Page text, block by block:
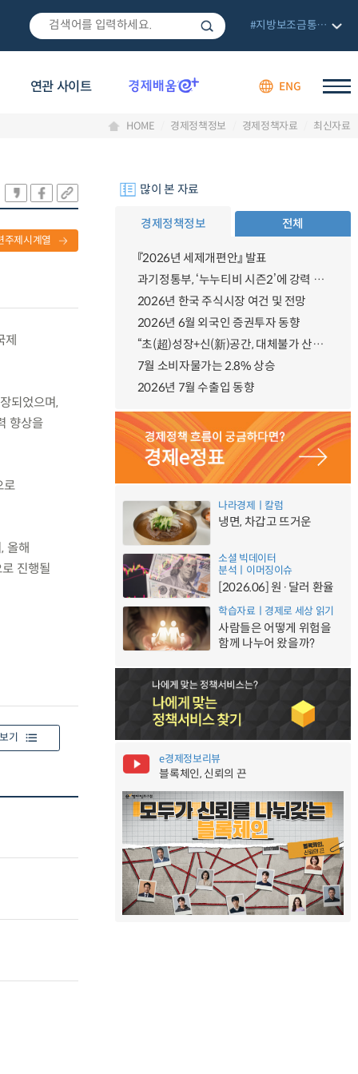
연관 사이트 ENG
#지방보조금통합관리망
HOME 경제정책정보 경제정책자료 최신자료
주제시계열
되었으며,
향상을
로
올해
진행될
기
많이 본 자료
경제정책정보 전체
『2026년 세제개편안』 발표
과기정통부, ‘누누티비 시즌2’에 강력 대응 의지 밝혀
2026년 한국 주식시장 여건 및 전망
2026년 6월 외국인 증권투자 동향
“초(超)성장+신(新)공간, 대체불가 산업강국”
7월 소비자물가는 2.8% 상승
2026년 7월 수출입 동향
나라경제ㅣ칼럼
냉면, 차갑고 뜨거운
소셜 빅데이터
분석ㅣ이머징이슈
[2026.06] 원·달러 환율
학습자료ㅣ경제로 세상 읽기
사람들은 어떻게 위험을
함께 나누어 왔을까?
e경제정보리뷰
블록체인, 신뢰의 끈